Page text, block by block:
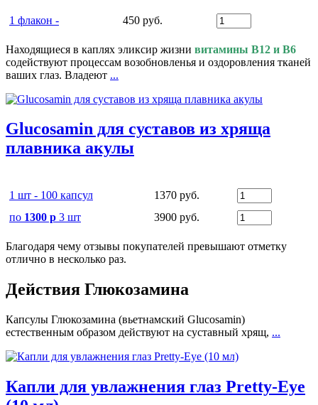
1 флакон - 450 руб.
Находящиеся в каплях эликсир жизни витамины В12 и В6
содействуют процессам возобновленья и оздоровления тканей
ваших глаз. Владеют ...
Glucosamin для суставов из хряща
плавника акулы
1 шт - 100 капсул
1370 руб.
по 1300 р 3 шт 3900 руб.
Благодаря чему отзывы покупателей превышают отметку
отлично в несколько раз.
Действия Глюкозамина
Капсулы Глюкозамина (вьетнамский Glucosamin)
естественным образом действуют на суставный хрящ, ...
Капли для увлажнения глаз Pretty-Eye